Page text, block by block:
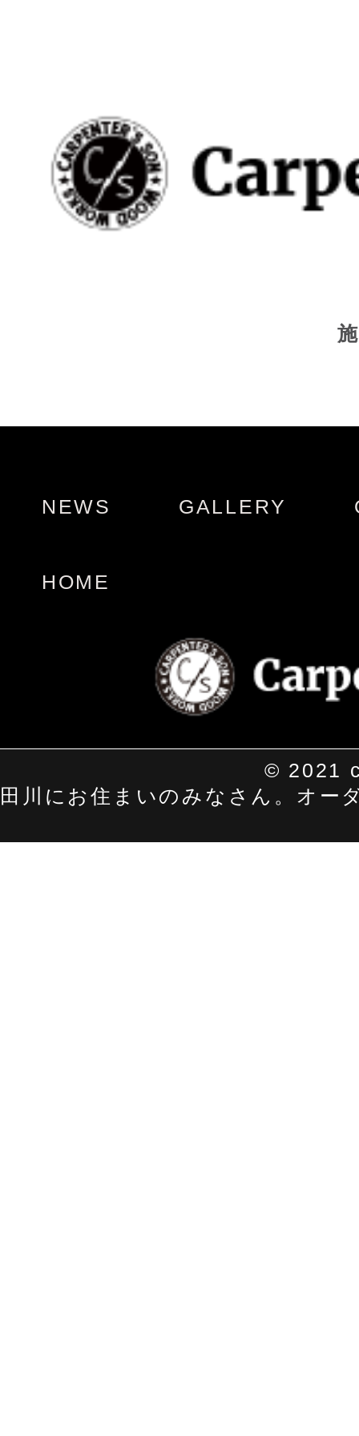
NEWS GALLERY
HOME
© 2021
田川にお住まいのみなさん。オ